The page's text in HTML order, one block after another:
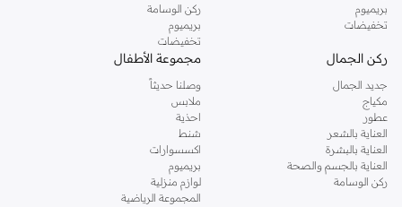
بريميوم
تخفيضات
ركن الوسامة
بريميوم
تخفيضات
ركن الجمال
جديد الجمال
مكياج
عطور
العناية بالشعر
العناية بالبشرة
العناية بالجسم والصحة
ركن الوسامة
مجموعة الأطفال
وصلنا حديثاً
ملابس
احذية
شنط
اكسسوارات
بريميوم
لوازم منزلية
المجموعة الرياضية